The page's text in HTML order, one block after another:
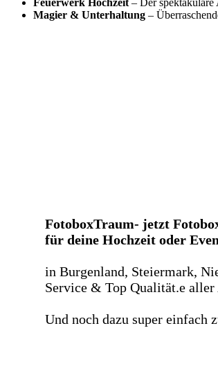
Feuerwerk Hochzeit – Der spektakuläre
Magier & Unterhaltung –
FotoboxTraum- jetzt
für deine Hochzeit oder
in Burgenland, Steiermark,
Service & Top Qualität.e aller
Und noch dazu super einfach